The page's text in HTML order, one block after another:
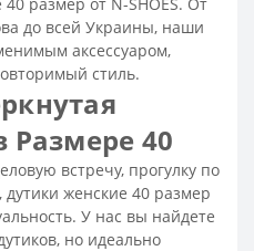
Сапоги высокие женские
сапоги 2026 женские
Классические женские сапоги
Сапоги женские замшевые
до всей Украины, наши
аксессуаром,
стиль.
Размере 40
встречу, прогулку по
женские 40 размер
У нас вы найдете
но идеально